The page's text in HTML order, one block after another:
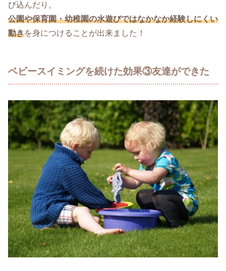
び込んだり。
公園や保育園・幼稚園の水遊びではなかなか経験しにくい
動きを身につけることが出来ました！
ベビースイミングを続けた効果③友達ができた